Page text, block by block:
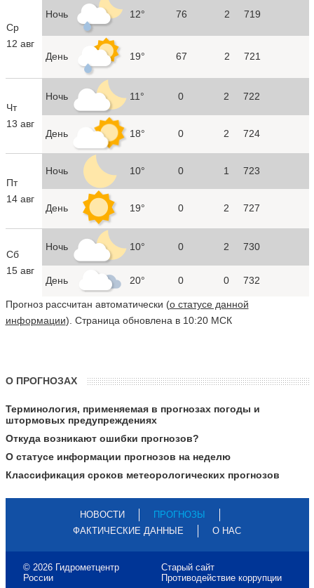
Ср
12 авг
Ночь 12° 76 2 719
День 19° 67 2 721
Чт
13 авг
Ночь 11° 0 2 722
День 18° 0 2 724
Пт
14 авг
Ночь 10° 0 1 723
День 19° 0 2 727
Сб
15 авг
Ночь 10° 0 2 730
День 20° 0 0 732
Прогноз рассчитан автоматически (о статусе данной
информации). Страница обновлена в 10:20 МСК
О ПРОГНОЗАХ
Терминология, применяемая в прогнозах погоды и
штормовых предупреждениях
Откуда возникают ошибки прогнозов?
О статусе информации прогнозов на неделю
Классификация сроков метеорологических прогнозов
НОВОСТИ
ПРОГНОЗЫ
ФАКТИЧЕСКИЕ ДАННЫЕ
О НАС
© 2026 Гидрометцентр
России
Старый сайт
Противодействие коррупции